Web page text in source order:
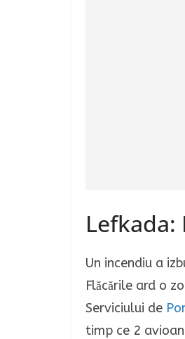
Un incendiu a
Flăcările ard o
Serviciului de
timp ce 2